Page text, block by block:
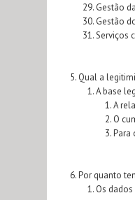
Gestão
Gestão
Serviços
Qual a
A base
A
O
Para
Por quanto
Os